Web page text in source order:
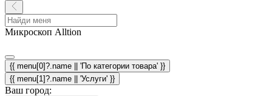
Микроскоп Alltion
{{ menu[0]?.name || 'По категории товара' }}
{{ menu[1]?.name || 'Услуги' }}
Ваш город: